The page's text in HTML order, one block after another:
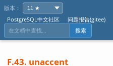
版本：
PostgreSQL中文社区
问题报告(gitee)
搜索
F.43. unaccent